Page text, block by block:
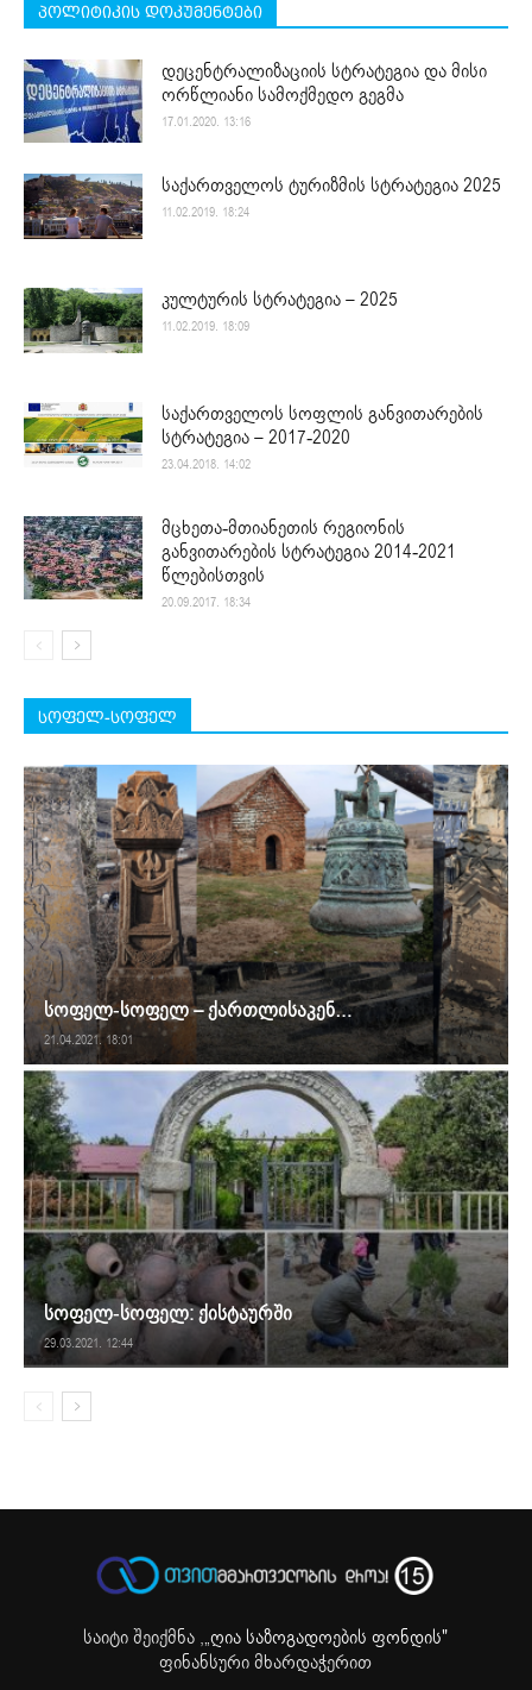
პოლიტიკის დოკუმენტები
დეცენტრალიზაციის სტრატეგია და მისი
ორწლიანი სამოქმედო გეგმა
17.01.2020. 13:16
საქართველოს ტურიზმის სტრატეგია 2025
11.02.2019. 18:24
კულტურის სტრატეგია – 2025
11.02.2019. 18:09
საქართველოს სოფლის განვითარების
სტრატეგია – 2017-2020
23.04.2018. 14:02
მცხეთა-მთიანეთის რეგიონის
განვითარების სტრატეგია 2014-2021
წლებისთვის
20.09.2017. 18:34
სოფელ-სოფელ
სოფელ-სოფელ – ქართლისაკენ…
21.04.2021. 18:01
სოფელ-სოფელ: ქისტაურში
29.03.2021. 12:44
საიტი შეიქმნა ,„ღია საზოგადოების ფონდის"
ფინანსური მხარდაჭერით